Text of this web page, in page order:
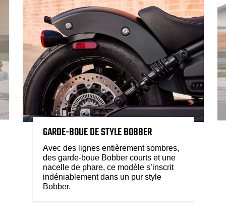
GARDE-BOUE DE STYLE BOBBER
Avec des lignes entièrement sombres,
des garde-boue Bobber courts et une
nacelle de phare, ce modèle s’inscrit
indéniablement dans un pur style
Bobber.